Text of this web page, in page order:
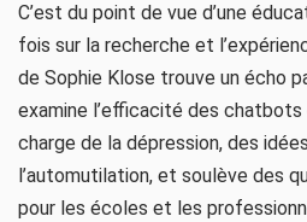
C’est du point de vue d’une
fois sur la recherche et
de Sophie Klose trouve un écho
examine l’efficacité des chatbots
charge de la dépression, des
l’automutilation, et soulève des
pour les écoles et les